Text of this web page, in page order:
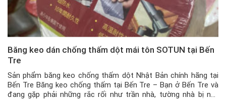
Băng keo dán chống thấm dột mái tôn SOTUN tại Bến
Tre
Sản phẩm băng keo chống thấm dột Nhật Bản chính hãng tại
Bến Tre Băng keo chống thấm tại Bến Tre – Bạn ở Bến Tre và
đang gặp phải những rắc rối như trần nhà, tường nhà bị nứt